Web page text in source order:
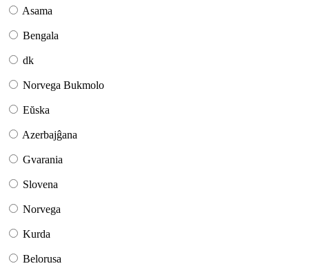
Asama
Bengala
dk
Norvega Bukmolo
Eŭska
Azerbajĝana
Gvarania
Slovena
Norvega
Kurda
Belorusa